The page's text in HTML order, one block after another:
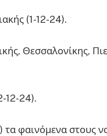
(1-12-24).
Θεσσαλονίκης,
12-24).
τα φαινόμενα στους